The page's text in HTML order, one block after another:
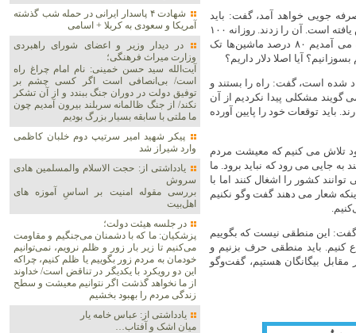
جویی خواهد آمد، گفت: باید
مصرف آب، برق، گاز و بنزین را مدیریت کنیم. قدرت تولید بنزین ما کاهش یافته است. آن را زدند. روزانه ۱۰۰
میلیون لیتر تولید می‌کنیم. نیاز ما روزانه ۱۵۰ میلیون لیتر است. الان که می آمدیم ۸۰ درصد ماشین‌ها تک
آیا اصلا دلار داریم؟
شده است، گفت: راه را بستند و
گویند مشکلی پیدا نکردیم از آن
توقعات خود را پایین آورده
تلاش می کنیم که معیشت مردم
جایی می رود که نباید برود. ما
کشور را اشغال کنند اما با
شعار می دهند گفت وگو نکنیم‌
گفت: این منطقی نیست که بگوییم
کنیم. باید منطقی حرف بزنیم و
بیگانگان هستیم، گفت‌وگو
شهادت ۴ پاسدار ایرانی در حمله شب گذشته
آمریکا و سعودی به کربلا + اسامی
در دیدار وزیر و اعضای شورای راهبردی
وزارت‌ میراث فرهنگی؛
آیت‌الله سید حسن خمینی: نام امام چراغ راه
است/ بی‌انصافی است‌ اگر کسی چشم بر
توفیق دولت‌ در دوران جنگ ببندد و از آن تشکر
نکند/ از جنگ ظالمانه سربلند بیرون آمدیم چون
ما ملتی با سابقه بسیار بزرگ بودیم
پیکر شهید امیر سرتیپ دوم خلبان کاظمی
وارد شیراز شد
یادداشتی از: حجت الاسلام والمسلمین هادی
سروش
بررسی مقوله امنیت بر اساسِ آموزه های
اهل‌بیت
در جلسه هیئت دولت؛
پزشکیان: ما که با دشمنان می‌جنگیم و مقاومت
می‌کنیم تا زیر بار زور و ظلم نرویم، نمی‌توانیم
خودمان به مردم زور بگوییم یا ظلم کنیم، چراکه
این دو رویکرد با یکدیگر در تناقض است/ خداوند
از ما نخواهد گذشت اگر نتوانیم معیشت و سطح
زندگی مردم را بهبود بخشیم
یادداشتی از: عباس خامه یار
میان اشک و آفتاب…